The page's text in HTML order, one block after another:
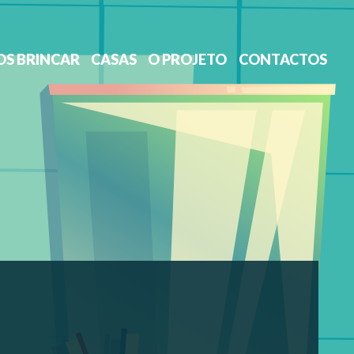
BRINCAR CASAS O PROJETO CONTACTOS